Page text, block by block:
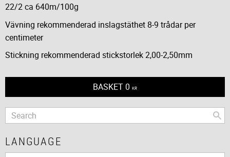
22/2 ca 640m/100g
Vävning rekommenderad inslagstäthet 8-9 trådar per
centimeter
Stickning rekommenderad stickstorlek 2,00-2,50mm
BASKET 0 KR
LANGUAGE